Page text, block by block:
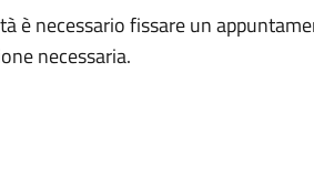
è necessario fissare un
necessaria.